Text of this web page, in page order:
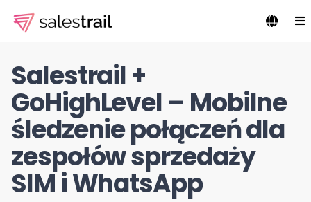
Salestrail +
GoHighLevel – Mobilne
śledzenie połączeń dla
zespołów sprzedaży
SIM i WhatsApp